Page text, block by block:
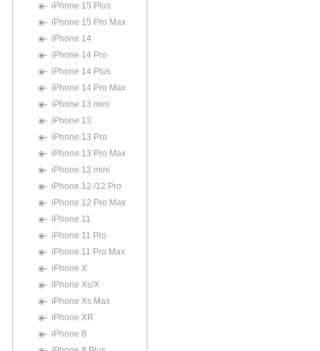
iPhone 15 Plus
iPhone 15 Pro Max
iPhone 14
iPhone 14 Pro
iPhone 14 Plus
iPhone 14 Pro Max
iPhone 13 mini
iPhone 13
iPhone 13 Pro
iPhone 13 Pro Max
iPhone 12 mini
iPhone 12 /12 Pro
iPhone 12 Pro Max
iPhone 11
iPhone 11 Pro
iPhone 11 Pro Max
iPhone X
iPhone Xs/X
iPhone Xs Max
iPhone XR
iPhone 8